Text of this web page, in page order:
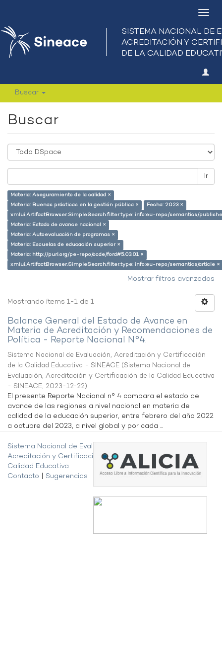
Buscar
Buscar
Ir
Materia: Aseguramiento de la calidad ×
Materia: Buenas prácticas en la gestión pública ×
Fecha: 2023 ×
xmlui.ArtifactBrowser.SimpleSearch.filter.type: info:eu-repo/semantics/
Materia: Estado de avance nacional ×
Materia: Autoevaluación de programas ×
Materia: Escuelas de educación superior ×
Materia: http://purl.org/pe-repo/ocde/ford#5.03.01 ×
xmlui.ArtifactBrowser.SimpleSearch.filter.type: info:eu-repo/semantics/article ×
Mostrar filtros avanzados
Mostrando ítems 1-1 de 1
Balance General del Estado de Avance en
Materia de Acreditación y Recomendaciones de
Política - Reporte Nacional N°4.
Sistema Nacional de Evaluación, Acreditación y Certificación
de la Calidad Educativa - SINEACE (Sistema Nacional de
Evaluación, Acreditación y Certificación de la Calidad Educativa
- SINEACE, 2023-12-22)
El presente Reporte Nacional n° 4 compara el estado de
avance de las regiones a nivel nacional en materia de
calidad de la educación superior, entre febrero del año 2022
a octubre del 2023, a nivel global y por cada ...
Sistema Nacional de Evaluación,
Acreditación y Certificación de la
Calidad Educativa
Contacto
Sugerencias